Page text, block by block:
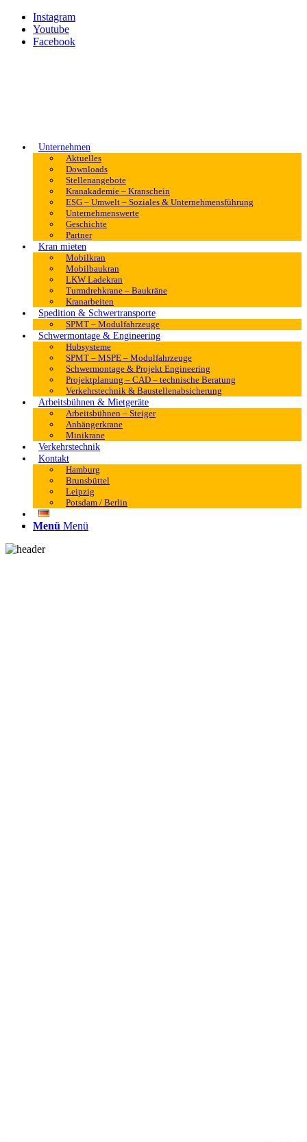
Instagram
Youtube
Facebook
Unternehmen
Aktuelles
Downloads
Stellenangebote
Kranakademie – Kranschein
ESG – Umwelt – Soziales & Unternehmensführung
Unternehmenswerte
Geschichte
Partner
Kran mieten
Mobilkran
Mobilbaukran
LKW Ladekran
Turmdrehkrane – Baukräne
Kranarbeiten
Spedition & Schwertransporte
SPMT – Modulfahrzeuge
Schwermontage & Engineering
Hubsysteme
SPMT – MSPE – Modulfahrzeuge
Schwermontage & Projekt Engineering
Projektplanung – CAD – technische Beratung
Verkehrstechnik & Baustellenabsicherung
Arbeitsbühnen & Mietgeräte
Arbeitsbühnen – Steiger
Anhängerkrane
Minikrane
Verkehrstechnik
Kontakt
Hamburg
Brunsbüttel
Leipzig
Potsdam / Berlin
Menü Menü